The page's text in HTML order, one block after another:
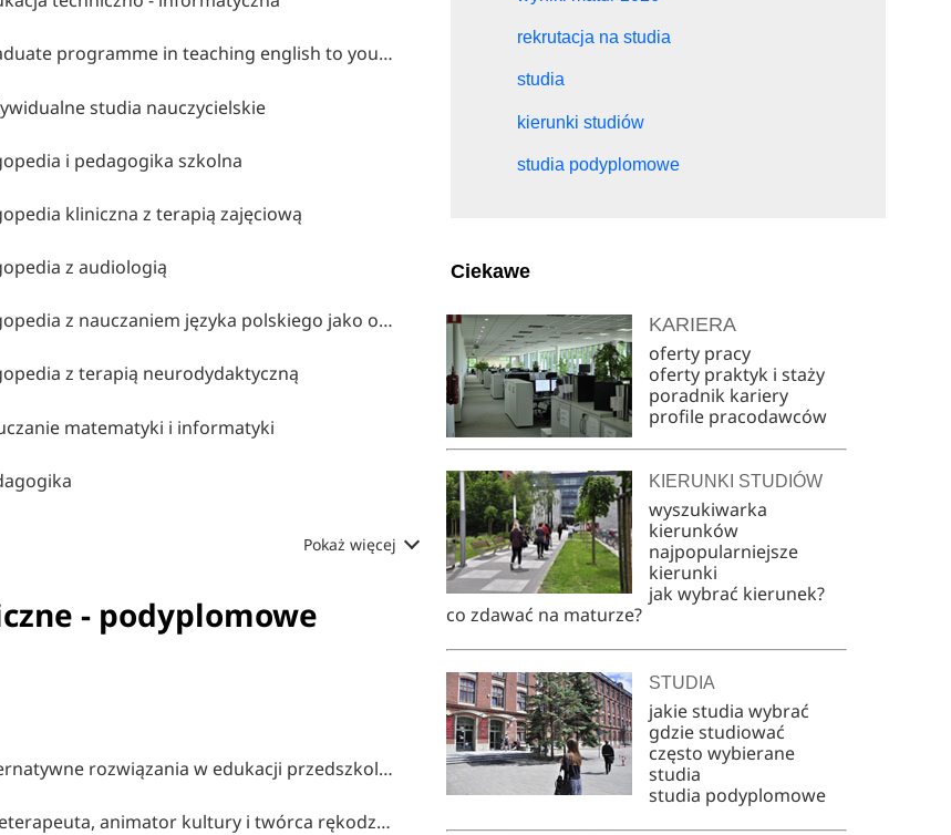
Graduate programme in teaching english to young learners
studia nauczycielskie
i pedagogika szkolna
kliniczna z terapią zajęciową
z audiologią
Logopedia z nauczaniem języka polskiego jako obcego
z terapią neurodydaktyczną
matematyki i informatyki
Pokaż więcej
- podyplomowe
Alternatywne rozwiązania w edukacji przedszkolnej i wczesnoszkolnej
Arteterapeuta, animator kultury i twórca rękodzieła artystycznego
rekrutacja na studia
studia
kierunki studiów
studia podyplomowe
Ciekawe
KARIERA
oferty pracy
oferty praktyk i staży
poradnik kariery
profile pracodawców
KIERUNKI STUDIÓW
wyszukiwarka
kierunków
najpopularniejsze
kierunki
jak wybrać kierunek?
co zdawać na maturze?
STUDIA
jakie studia wybrać
gdzie studiować
często wybierane
studia
studia podyplomowe